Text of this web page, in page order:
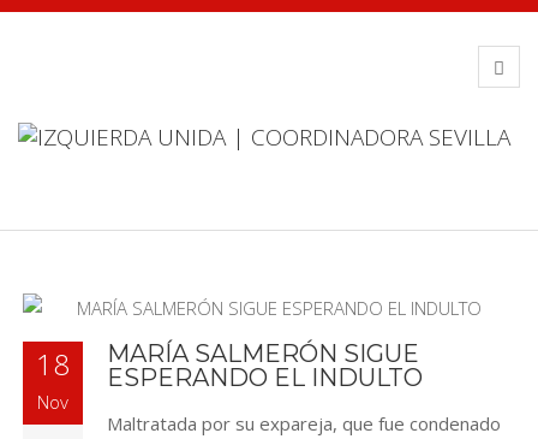
18
Nov
MARÍA SALMERÓN SIGUE
ESPERANDO EL INDULTO
Maltratada por su expareja, que fue condenado